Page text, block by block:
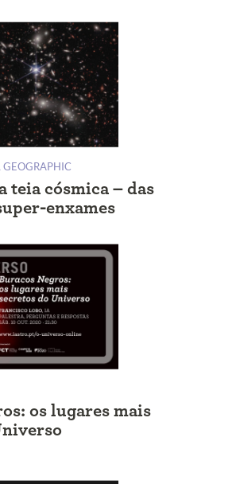
teia cósmica – das
enxames
os lugares mais